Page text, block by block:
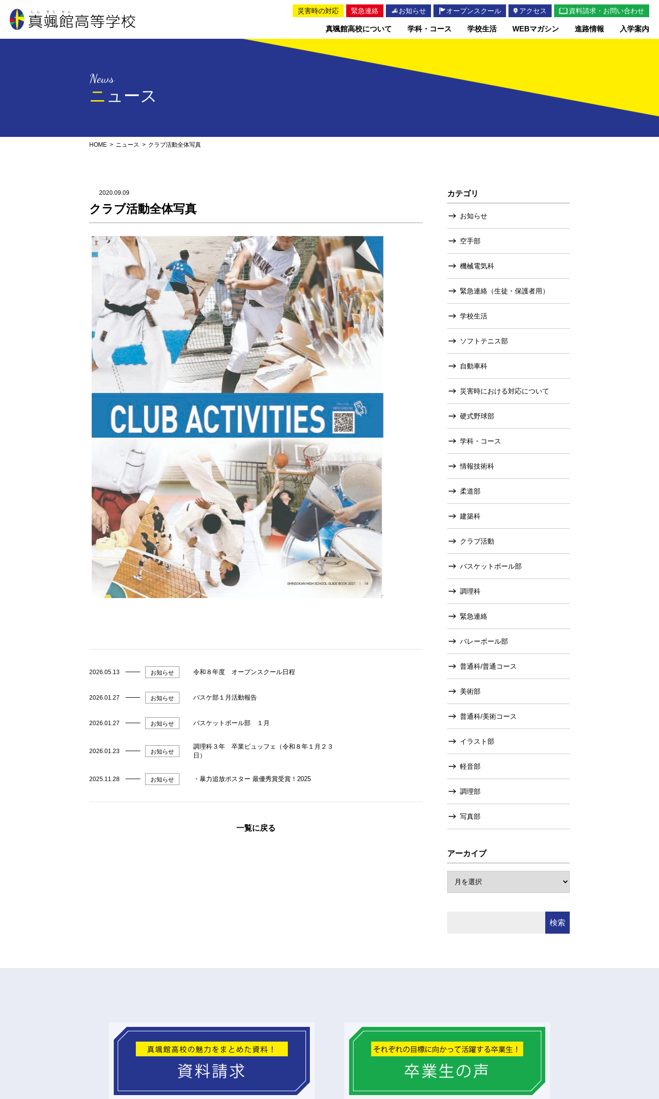
真颯館高校について
学科・コース 学校生活 WEBマガシン 進路情報 入学案内
災害時の対応 緊急連絡 お知らせ オープンスクール アクセス 資料請求・お問い合わせ
News
ニュース
HOME ニュース クラブ活動全体写真
2020.09.09
クラブ活動全体写真
2026.05.13 お知らせ 令和８年度 オープンスクール日程
2026.01.27 お知らせ バスケ部１月活動報告
2026.01.27 お知らせ バスケットボール部 １月
2026.01.23 お知らせ
調理科３年 卒業ビュッフェ（令和８年１月２３
日）
2025.11.28 お知らせ ・暴力追放ポスター 最優秀賞受賞！2025
一覧に戻る
カテゴリ
お知らせ
空手部
機械電気科
緊急連絡（生徒・保護者用）
学校生活
ソフトテニス部
自動車科
災害時における対応について
硬式野球部
学科・コース
情報技術科
柔道部
建築科
クラブ活動
バスケットボール部
調理科
緊急連絡
バレーボール部
普通科/普通コース
美術部
普通科/美術コース
イラスト部
軽音部
調理部
写真部
アーカイブ